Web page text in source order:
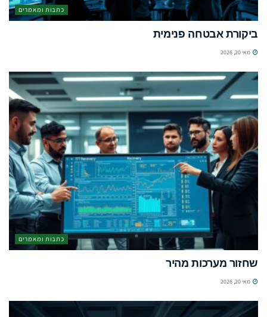
כתבות ומאמרים
ביקורת אבטחה פנימית
מאי 20, 2026
כתבות ומאמרים
שחזור מערכות מהיר
מאי 20, 2026